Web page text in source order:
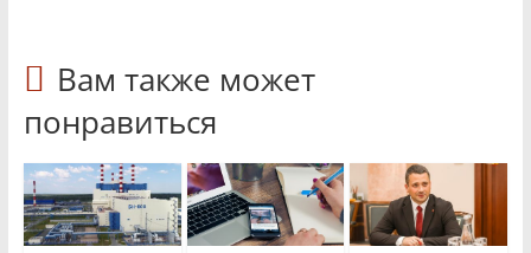
Вам также может
понравиться